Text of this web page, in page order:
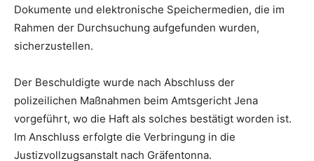
Dokumente und elektronische Speichermedien, die im
Rahmen der Durchsuchung aufgefunden wurden,
sicherzustellen.
Der Beschuldigte wurde nach Abschluss der
polizeilichen Maßnahmen beim Amtsgericht Jena
vorgeführt, wo die Haft als solches bestätigt worden ist.
Im Anschluss erfolgte die Verbringung in die
Justizvollzugsanstalt nach Gräfentonna.